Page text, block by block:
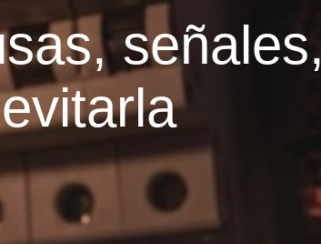
señales,